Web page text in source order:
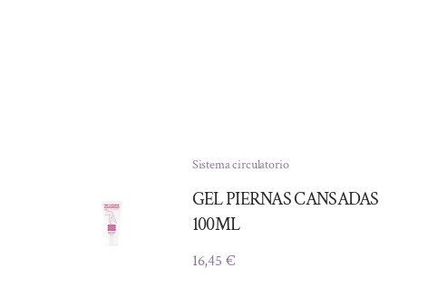
Sistema circulatorio
GEL PIERNAS CANSADAS
100ML
16,45 €